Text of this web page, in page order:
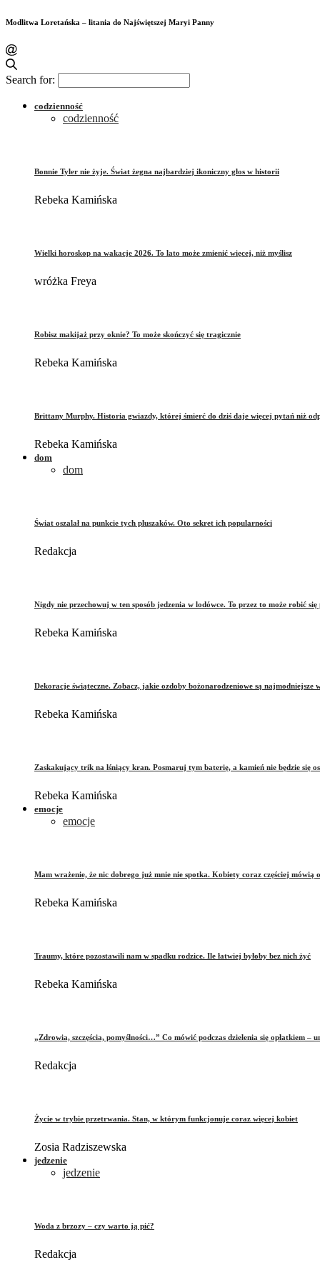
Modlitwa Loretańska – litania do Najświętszej Maryi Panny
Search for:
codzienność
codzienność
Bonnie Tyler nie żyje. Świat żegna najbardziej ikoniczny głos w historii
Rebeka Kamińska
Wielki horoskop na wakacje 2026. To lato może zmienić więcej, niż myślisz
wróżka Freya
Robisz makijaż przy oknie? To może skończyć się tragicznie
Rebeka Kamińska
Brittany Murphy. Historia gwiazdy, której śmierć do dziś daje więcej pytań niż
Rebeka Kamińska
dom
dom
Świat oszalał na punkcie tych pluszaków. Oto sekret ich popularności
Redakcja
Nigdy nie przechowuj w ten sposób jedzenia w lodówce. To przez to może robić się
Rebeka Kamińska
Dekoracje świąteczne. Zobacz, jakie ozdoby bożonarodzeniowe są najmodniejsze
Rebeka Kamińska
Zaskakujący trik na lśniący kran. Posmaruj tym baterię, a kamień nie będzie się
Rebeka Kamińska
emocje
emocje
Mam wrażenie, że nic dobrego już mnie nie spotka. Kobiety coraz częściej mówią
Rebeka Kamińska
Traumy, które pozostawili nam w spadku rodzice. Ile łatwiej byłoby bez nich żyć
Rebeka Kamińska
„Zdrowia, szczęścia, pomyślności…” Co mówić podczas dzielenia się opłatkiem –
Redakcja
Życie w trybie przetrwania. Stan, w którym funkcjonuje coraz więcej kobiet
Zosia Radziszewska
jedzenie
jedzenie
Woda z brzozy – czy warto ją pić?
Redakcja